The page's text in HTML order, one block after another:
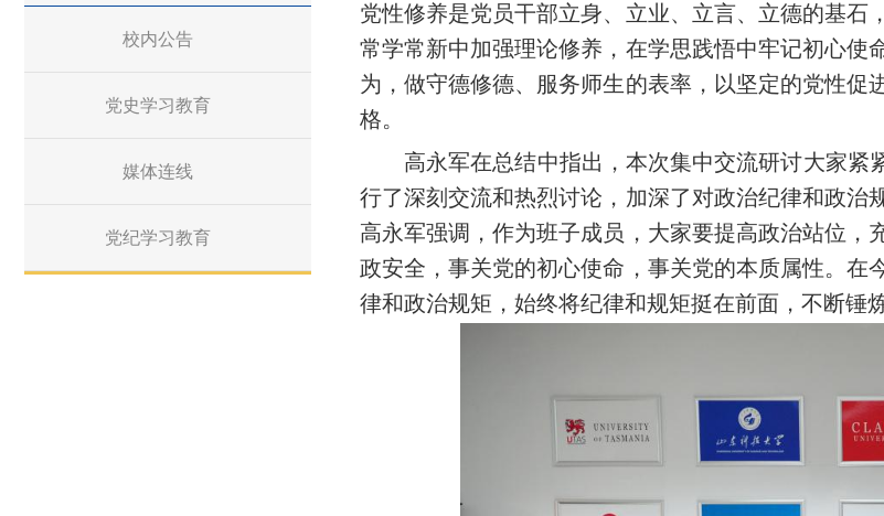
校内公告
党史学习教育
媒体连线
党纪学习教育
党性修养是党员干部立身、立业、立言、立德的基
常学常新中加强理论修养，在学思践悟中牢记初心
为，做守德修德、服务师生的表率，以坚定的党性
格。
高永军在总结中指出，本次集中交流研讨大家紧
行了深刻交流和热烈讨论，加深了对政治纪律和政治
高永军强调，作为班子成员，大家要提高政治站位，
政安全，事关党的初心使命，事关党的本质属性。
律和政治规矩，始终将纪律和规矩挺在前面，不断锤